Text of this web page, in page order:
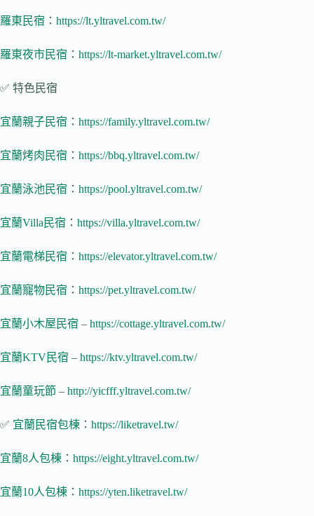
羅東民宿 ： https://lt.yltravel.com.tw/
羅東夜市民宿 ： https://lt-market.yltravel.com.tw/
✅ 特色民宿
宜蘭親子民宿 ： https://family.yltravel.com.tw/
宜蘭烤肉民宿 ： https://bbq.yltravel.com.tw/
宜蘭泳池民宿 ： https://pool.yltravel.com.tw/
宜蘭Villa民宿 ： https://villa.yltravel.com.tw/
宜蘭電梯民宿 ： https://elevator.yltravel.com.tw/
宜蘭寵物民宿 ： https://pet.yltravel.com.tw/
宜蘭小木屋民宿 – https://cottage.yltravel.com.tw/
宜蘭KTV民宿 – https://ktv.yltravel.com.tw/
宜蘭童玩節 – http://yicfff.yltravel.com.tw/
✅ 宜蘭民宿包棟 ： https://liketravel.tw/
宜蘭8人包棟 ： https://eight.yltravel.com.tw/
宜蘭10人包棟 ： https://yten.liketravel.tw/